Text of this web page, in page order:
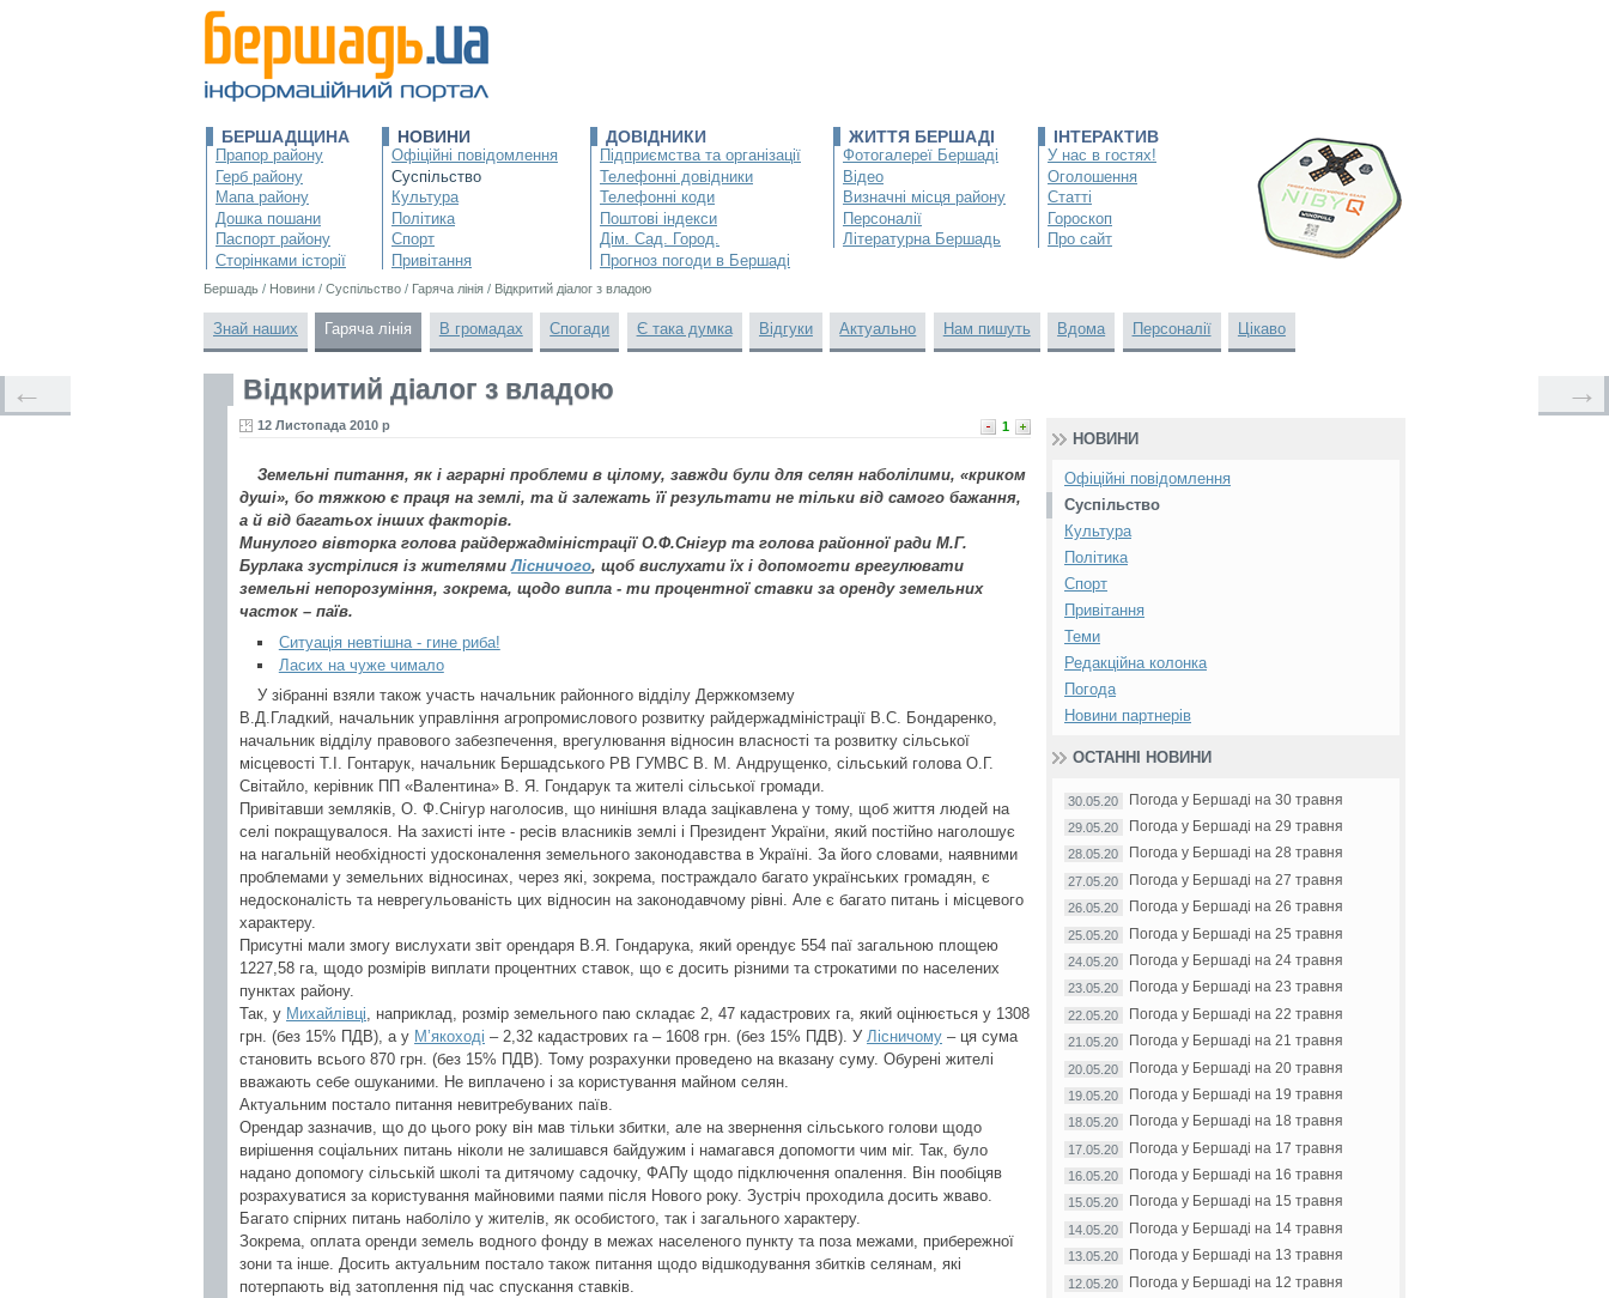
БЕРШАДЩИНА
Прапор району
Герб району
Мапа району
Дошка пошани
Паспорт району
Сторінками історії
НОВИНИ
Офіційні повідомлення
Суспільство
Культура
Політика
Спорт
Привітання
ДОВІДНИКИ
Підприємства та організації
Телефонні довідники
Телефонні коди
Поштові індекси
Дім. Сад. Город.
Прогноз погоди в Бершаді
ЖИТТЯ БЕРШАДІ
Фотогалереї Бершаді
Відео
Визначні місця району
Персоналії
Літературна Бершадь
ІНТЕРАКТИВ
У нас в гостях!
Оголошення
Статті
Гороскоп
Про сайт
Бершадь / Новини / Суспільство / Гаряча лінія / Відкритий діалог з владою
Знай наших Гаряча лінія В громадах Спогади Є така думка Відгуки Актуально Нам пишуть Вдома Персоналії Цікаво
Відкритий діалог з владою
1
12 Листопада 2010 р
Земельні питання, як і аграрні проблеми в цілому, завжди були для селян наболілими, «криком
душі», бо тяжкою є праця на землі, та й залежать її результати не тільки від самого бажання,
а й від багатьох інших факторів.
Минулого вівторка голова райдержадміністрації О.Ф.Снігур та голова районної ради М.Г.
Бурлака зустрілися із жителямиЛісничого, щоб вислухати їх і допомогти врегулювати
земельні непорозуміння, зокрема, щодо випла - ти процентної ставки за оренду земельних
часток – паїв.
Ситуація невтішна - гине риба!
Ласих на чуже чимало
У зібранні взяли також участь начальник районного відділу Держкомзему
В.Д.Гладкий, начальник управління агропромислового розвитку райдержадміністрації В.С. Бондаренко,
начальник відділу правового забезпечення, врегулювання відносин власності та розвитку сільської
місцевості Т.І. Гонтарук, начальник Бершадського РВ ГУМВС В. М. Андрущенко, сільський голова О.Г.
Світайло, керівник ПП «Валентина» В. Я. Гондарук та жителі сільської громади.
Привітавши земляків, О. Ф.Снігур наголосив, що нинішня влада зацікавлена у тому, щоб життя людей на
селі покращувалося. На захисті інте - ресів власників землі і Президент України, який постійно наголошує
на нагальній необхідності удосконалення земельного законодавства в Україні. За його словами, наявними
проблемами у земельних відносинах, через які, зокрема, постраждало багато українських громадян, є
недосконалість та неврегульованість цих відносин на законодавчому рівні. Але є багато питань і місцевого
характеру.
Присутні мали змогу вислухати звіт орендаря В.Я. Гондарука, який орендує 554 паї загальною площею
1227,58 га, щодо розмірів виплати процентних ставок, що є досить різними та строкатими по населених
пунктах району.
Так, у Михайлівці, наприклад, розмір земельного паю складає 2, 47 кадастрових га, який оцінюється у 1308
грн. (без 15% ПДВ), а у М’якоході – 2,32 кадастрових га – 1608 грн. (без 15% ПДВ). У Лісничому – ця сума
становить всього 870 грн. (без 15% ПДВ). Тому розрахунки проведено на вказану суму. Обурені жителі
вважають себе ошуканими. Не виплачено і за користування майном селян.
Актуальним постало питання невитребуваних паїв.
Орендар зазначив, що до цього року він мав тільки збитки, але на звернення сільського голови щодо
вирішення соціальних питань ніколи не залишався байдужим і намагався допомогти чим міг. Так, було
надано допомогу сільській школі та дитячому садочку, ФАПу щодо підключення опалення. Він пообіцяв
розрахуватися за користування майновими паями після Нового року. Зустріч проходила досить жваво.
Багато спірних питань наболіло у жителів, як особистого, так і загального характеру.
Зокрема, оплата оренди земель водного фонду в межах населеного пункту та поза межами, прибережної
зони та інше. Досить актуальним постало також питання щодо відшкодування збитків селянам, які
потерпають від затоплення під час спускання ставків.
← →
НОВИНИ
Офіційні повідомлення
Суспільство
Культура
Політика
Спорт
Привітання
Теми
Редакційна колонка
Погода
Новини партнерів
ОСТАННІ НОВИНИ
30.05.20 Погода у Бершаді на 30 травня
29.05.20 Погода у Бершаді на 29 травня
28.05.20 Погода у Бершаді на 28 травня
27.05.20 Погода у Бершаді на 27 травня
26.05.20 Погода у Бершаді на 26 травня
25.05.20 Погода у Бершаді на 25 травня
24.05.20 Погода у Бершаді на 24 травня
23.05.20 Погода у Бершаді на 23 травня
22.05.20 Погода у Бершаді на 22 травня
21.05.20 Погода у Бершаді на 21 травня
20.05.20 Погода у Бершаді на 20 травня
19.05.20 Погода у Бершаді на 19 травня
18.05.20 Погода у Бершаді на 18 травня
17.05.20 Погода у Бершаді на 17 травня
16.05.20 Погода у Бершаді на 16 травня
15.05.20 Погода у Бершаді на 15 травня
14.05.20 Погода у Бершаді на 14 травня
13.05.20 Погода у Бершаді на 13 травня
12.05.20 Погода у Бершаді на 12 травня